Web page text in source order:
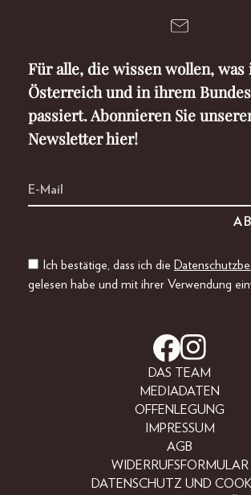
Für alle, die wissen wollen, was
Österreich und in ihrem
passiert. Abonnieren Sie
Newsletter hier!
Ich bestätige, dass ich die
gelesen habe und mit ihrer Verwendung
DAS TEAM
MEDIADATEN
OFFENLEGUNG
IMPRESSUM
AGB
WIDERRUFSFORMULAR
DATENSCHUTZ UND